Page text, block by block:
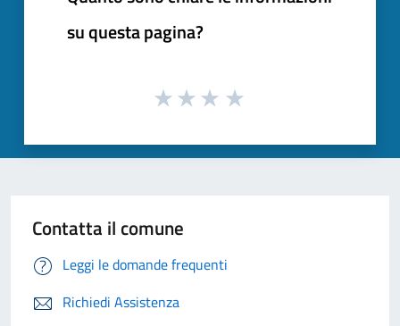
su questa pagina?
Contatta il comune
Leggi le domande frequenti
Richiedi Assistenza